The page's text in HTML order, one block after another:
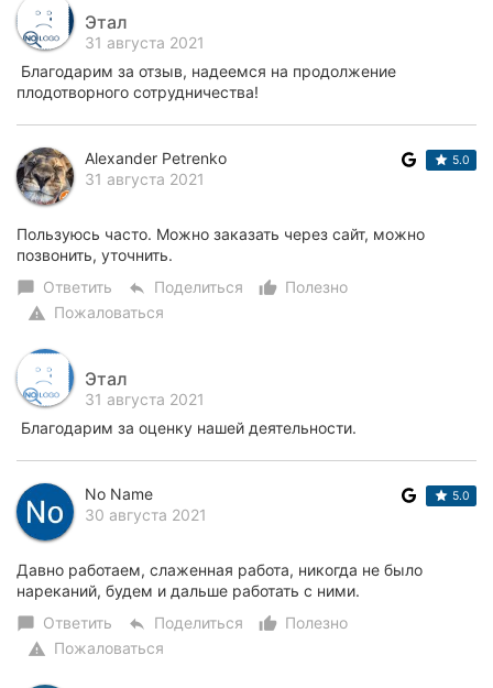
Этал
31 августа 2021
Благодарим за отзыв, надеемся на продолжение
плодотворного сотрудничества!
Alexander Petrenko
31 августа 2021
5.0
Пользуюсь часто. Можно заказать через сайт, можно
позвонить, уточнить.
chat_bubble Ответить reply Поделиться thumb_up_alt
Полезно
warning Пожаловаться
Этал
31 августа 2021
Благодарим за оценку нашей деятельности.
No Name
30 августа 2021
5.0
Давно работаем, слаженная работа, никогда не было
нареканий, будем и дальше работать с ними.
chat_bubble Ответить reply Поделиться thumb_up_alt
Полезно
warning Пожаловаться